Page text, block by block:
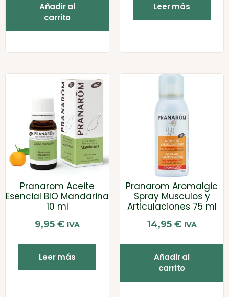
Añadir al
carrito
Leer más
Pranarom Aceite
Esencial BIO Mandarina
10 ml
9,95 € IVA
Leer más
Pranarom Aromalgic
Spray Musculos y
Articulaciones 75 ml
14,95 € IVA
Añadir al
carrito